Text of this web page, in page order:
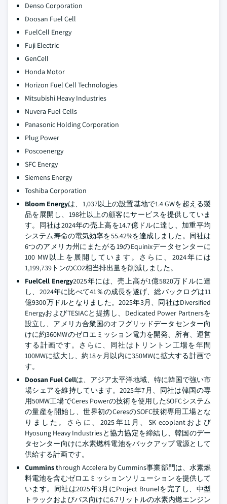
Denso Corporation
Doosan Fuel Cell
FuelCell Energy
Fuji Electric
GenCell
Honda Motor
Horizon Fuel Cell Technologies
Mitsubishi Heavy Industries
Nuvera Fuel Cells
Panasonic Holding Corporation
Plug Power
Poscoenergy
SFC Energy
Siemens Energy
Toshiba Corporation
Bloom Energyは、1,037以上の設置基地で1.4 GWを超える製
品を展開し、198社以上の顧客にサービスを提供していま
す。同社は2024年の売上高を14.7億ドルに達し、加重平均
システム寿命の電気効率を55.42%を達成しました。同社は
6つのアメリカ州にまたがる19のEquinixデータセンターに
100 MW以上を展開しています。さらに、2024年には
1,199,739トンのCO2相当排出量を削減しました。
FuelCell Energy2025年には、売上高が1億5820万ドルに達
し、2024年に比べて41％の成長を遂げ、総バックログは11
億9300万ドルとなりました。2025年3月、同社はDiversified
EnergyおよびTESIACと提携し、Dedicated Power Partnersを
設立し、アメリカ合衆国のオフグリッドデータセンター向
けに約360MWのゼロエミッション電力を開発、所有、運営
する計画です。さらに、同社はトリントン工場を年間
100MWに拡大し、約18ヶ月以内に350MWに拡大する計画で
す。
Doosan Fuel Cellは、アジア太平洋地域、特に韓国で強い市
場シェアを維持しています。2025年7月、同社は韓国の専
用50MW工場でCeres Powerの技術を使用したSOFCシステム
の量産を開始し、世界初のCeresのSOFC技術専用工場とな
りました。さらに、2025年11月、SK ecoplantおよび
Hyosung Heavy Industriesと協力協定を締結し、韓国のデー
タセンター向けに水素燃料電池をバックアップ電源として
供給する計画です。
Cummins through Accelera by Cummins事業部門は、水素燃
料電池を含むゼロエミッションソリューションを提供して
います。同社は2025年3月にProject Brunelを完了し、中型
トラックおよびバス向けに6.7リットルの水素内燃エンジン